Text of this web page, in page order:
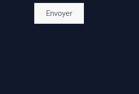
Envoyer